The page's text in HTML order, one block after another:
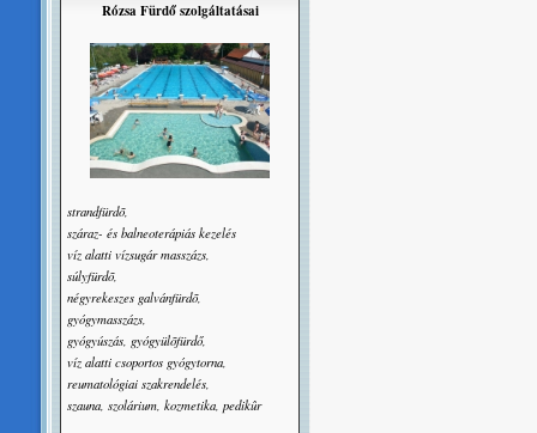
Rózsa Fürdő szolgáltatásai
strandfürdõ,
száraz- és balneoterápiás kezelés
víz alatti vízsugár masszázs,
súlyfürdõ,
négyrekeszes galvánfürdõ,
gyógymasszázs,
gyógyúszás, gyógyülõfürdő,
víz alatti csoportos gyógytorna,
reumatológiai szakrendelés,
szauna, szolárium, kozmetika, pedikûr